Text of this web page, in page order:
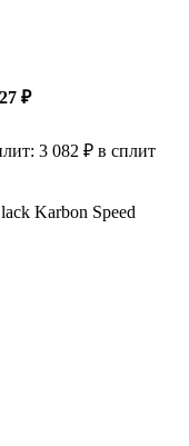
₽
3 082 ₽ в сплит
Karbon Speed